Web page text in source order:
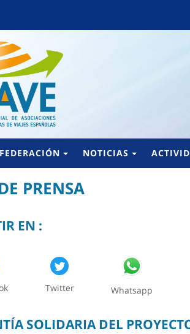
NOTICIAS
PRENSA
EN :
Twitter Whatsapp
SOLIDARIA DEL